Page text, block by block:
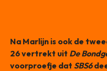
Na Marlijn is ook de
26 vertrekt uit De
voorproefje dat SBS6